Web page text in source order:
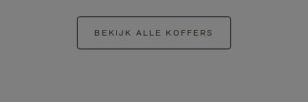
BEKIJK ALLE KOFFERS